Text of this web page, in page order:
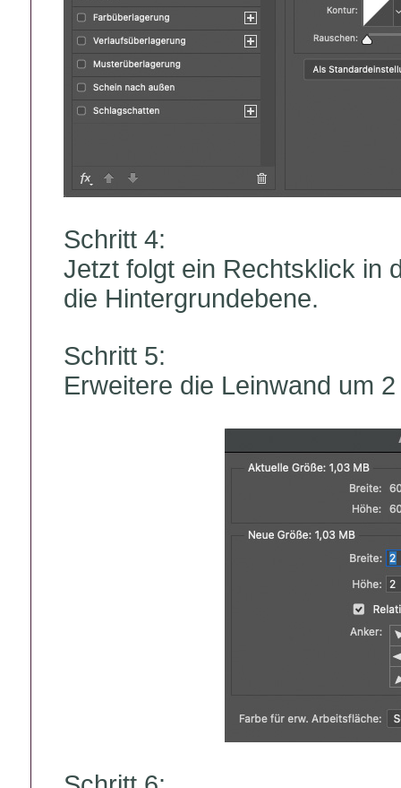
Schritt 4:
Jetzt folgt ein Rechtsklick in
die Hintergrundebene.
Schritt 5:
Erweitere die Leinwand um